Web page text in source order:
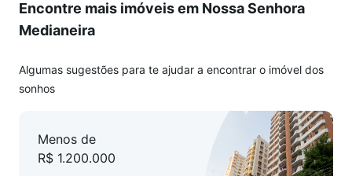
Encontre mais imóveis em Nossa Senhora
Medianeira
Algumas sugestões para te ajudar a encontrar o imóvel dos
sonhos
Menos de
R$ 1.200.000